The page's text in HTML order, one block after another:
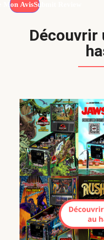
Submit Review
Découvrir